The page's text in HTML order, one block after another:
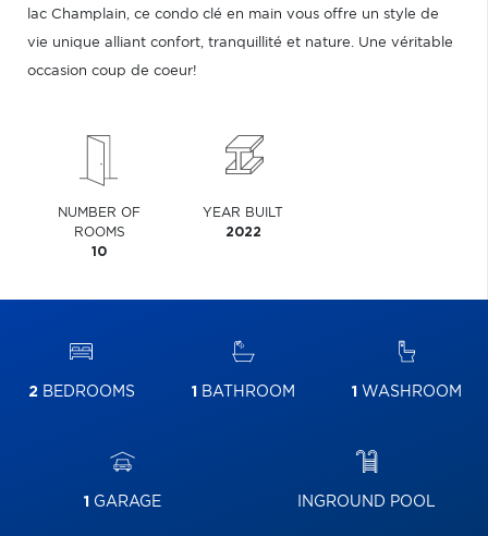
lac Champlain, ce condo clé en main vous offre un style de
vie unique alliant confort, tranquillité et nature. Une véritable
occasion coup de coeur!
NUMBER OF
ROOMS
10
YEAR BUILT
2022
2BEDROOMS 1 BATHROOM 1 WASHROOM
1 GARAGE INGROUND POOL